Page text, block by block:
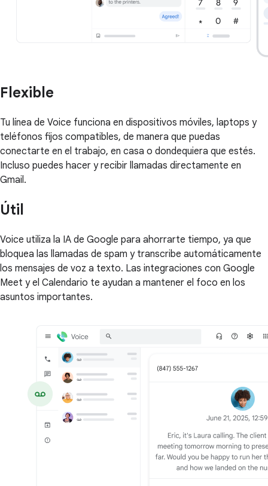
Flexible
Tu línea de Voice funciona en dispositivos móviles, laptops y
teléfonos fijos compatibles, de manera que puedas
conectarte en el trabajo, en casa o dondequiera que estés.
Incluso puedes hacer y recibir llamadas directamente en
Gmail.
Útil
Voice utiliza la IA de Google para ahorrarte tiempo, ya que
bloquea las llamadas de spam y transcribe automáticamente
los mensajes de voz a texto. Las integraciones con Google
Meet y el Calendario te ayudan a mantener el foco en los
asuntos importantes.